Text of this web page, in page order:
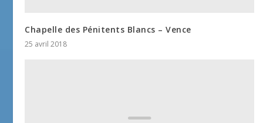
Chapelle des Pénitents Blancs – Vence
25 avril 2018